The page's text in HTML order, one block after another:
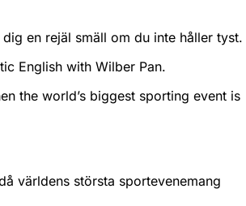
en rejäl smäll om du inte håller tyst.
English with Wilber Pan.
the world’s biggest sporting event is
världens största sportevenemang